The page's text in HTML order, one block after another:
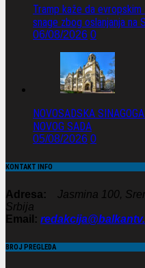
Tramp kaže da
snage zbog oslanjanja na
06/08/2026 0
NOVOSADSKA
NOVOG SADA
05/08/2026 0
KONTAKT INFO
Adresa:
Jasmina 100,
Srbija
Email:
BROJ PREGLEDA